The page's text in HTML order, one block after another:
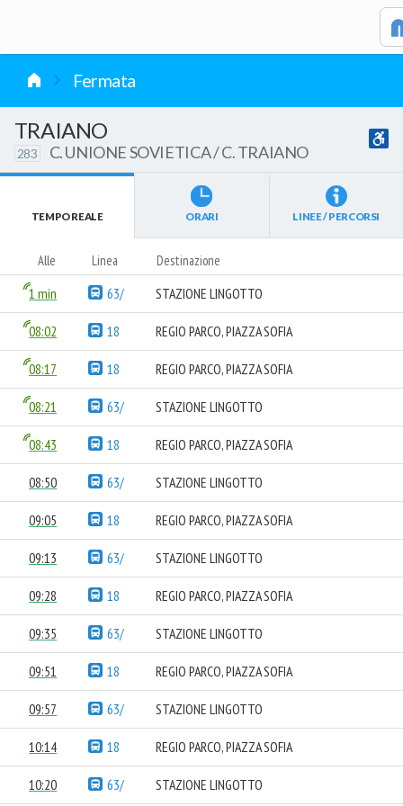
Fermata
TRAIANO
283 C. UNIONE SOVIETICA / C. TRAIANO
TEMPO REALE ORARI LINEE / PERCORSI
Alle Linea Destinazione
1 min 63/ STAZIONE LINGOTTO
08:02 18 REGIO PARCO, PIAZZA SOFIA
08:17 18 REGIO PARCO, PIAZZA SOFIA
08:21 63/ STAZIONE LINGOTTO
08:43 18 REGIO PARCO, PIAZZA SOFIA
08:50 63/ STAZIONE LINGOTTO
09:05 18 REGIO PARCO, PIAZZA SOFIA
09:13 63/ STAZIONE LINGOTTO
09:28 18 REGIO PARCO, PIAZZA SOFIA
09:35 63/ STAZIONE LINGOTTO
09:51 18 REGIO PARCO, PIAZZA SOFIA
09:57 63/ STAZIONE LINGOTTO
10:14 18 REGIO PARCO, PIAZZA SOFIA
10:20 63/ STAZIONE LINGOTTO